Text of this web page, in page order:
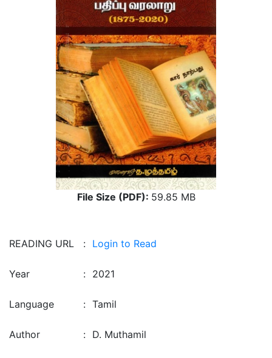
File Size (PDF): 59.85 MB
READING URL : Login to Read
Year : 2021
Language : Tamil
Author : D. Muthamil